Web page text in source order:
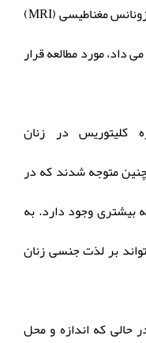
اندازه گرفتند و نتایج تصویربرداری رزونانس مغناطیسی (MRI)
داد، مورد مطالعه قرار
کلیتوریس در زنان
متوجه شدند که در
بیشتری وجود دارد. به
بر لذت جنسی زنان
حالی که اندازه و محل